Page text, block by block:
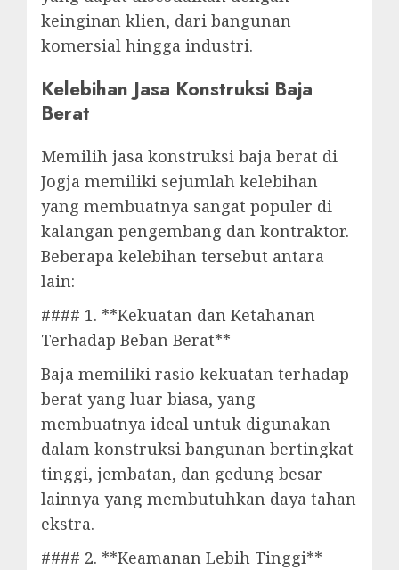
keinginan klien, dari bangunan
komersial hingga industri.
Kelebihan Jasa Konstruksi Baja
Berat
Memilih jasa konstruksi baja berat di
Jogja memiliki sejumlah kelebihan
yang membuatnya sangat populer di
kalangan pengembang dan kontraktor.
Beberapa kelebihan tersebut antara
lain:
#### 1. **Kekuatan dan Ketahanan
Terhadap Beban Berat**
Baja memiliki rasio kekuatan terhadap
berat yang luar biasa, yang
membuatnya ideal untuk digunakan
dalam konstruksi bangunan bertingkat
tinggi, jembatan, dan gedung besar
lainnya yang membutuhkan daya tahan
ekstra.
#### 2. **Keamanan Lebih Tinggi**